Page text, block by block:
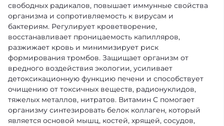
свободных радикалов, повышает иммунные свойства
организма и сопротивляемость к вирусам и
бактериям. Регулирует кроветворение,
восстанавливает проницаемость капилляров,
разжижает кровь и минимизирует риск
формирования тромбов. Защищает организм от
вредного воздействия экологии, усиливает
детоксикационную функцию печени и способствует
очищению от токсичных веществ, радионуклидов,
тяжелых металлов, нитратов. Витамин С помогает
организму синтезировать белок коллаген, который
является основой мышц, костей, хрящей, сосудов,